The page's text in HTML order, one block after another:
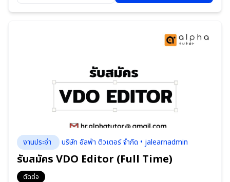
งานประจำ บริษัท อัลฟ่า ติวเตอร์ จำกัด • jalearnadmin
รับสมัคร VDO Editor (Full Time)
ตัดต่อ